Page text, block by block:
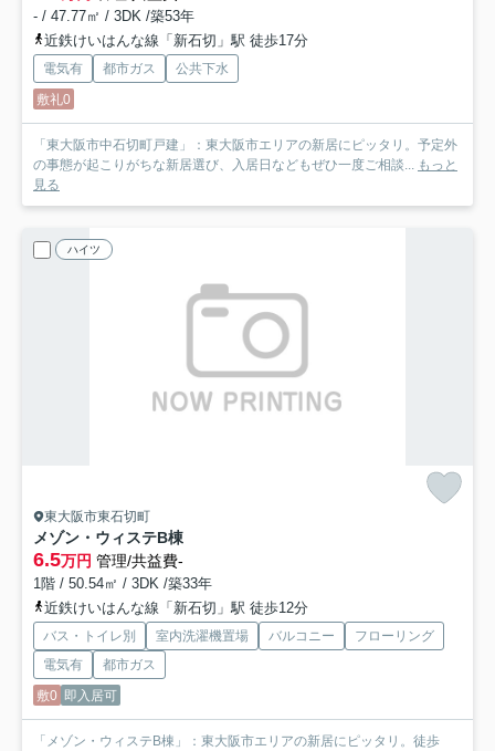
- / 47.77㎡ / 3DK /築53年
近鉄けいはんな線「新石切」駅 徒歩17分
電気有 都市ガス
公共下水
敷礼0
「東大阪市中石切町戸建」：東大阪市エリアの新居にピッタリ。予定外
の事態が起こりがちな新居選び、入居日などもぜひ一度ご相談... もっと
見る
ハイツ
東大阪市東石切町
メゾン・ウィステB棟
6.5万円 管理/共益費-
1階 / 50.54㎡ / 3DK /築33年
近鉄けいはんな線「新石切」駅 徒歩12分
バス・トイレ別 室内洗濯機置場 バルコニー
フローリング
電気有
都市ガス
敷0 即入居可
「メゾン・ウィステB棟」：東大阪市エリアの新居にピッタリ。徒歩